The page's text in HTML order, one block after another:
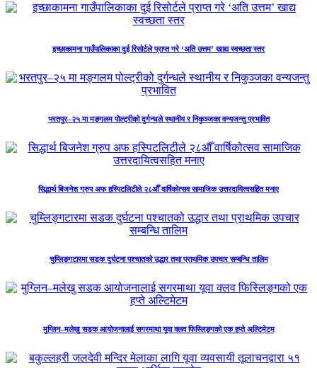
इच्छाकामना गाउँपालिकाका दुई रिसोर्टले प्राप्त गरे ‘अति उत्तम’ खाद्य स्वच्छता स्तर
भरतपुर–२५ मा मङ्गलम पोल्ट्रीको दुर्गन्धले स्थानीय र निकुञ्जका वन्यजन्तु प्रभावित
सिद्धार्थ बिजनेश ग्रुप अफ हस्पिटलिटीले २८औँ वार्षिकोत्सव सामाजिक उत्तरदायित्वसहित मनाए
चुम्लिङ्गटारमा सडक दुर्घटना पश्चातको उद्धार तथा प्राथमिक उपचार सम्बन्धि तालिम
मुग्लिन–मलेखु सडक आयोजनालाई सगरमाथा यूवा क्लव फिस्लिङ्गको एक हप्ते अल्टिमेटम